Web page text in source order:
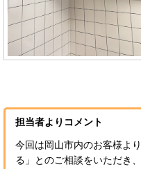
担当者よりコメント
今回は岡山市内のお客様よ
る」とのご相談をいただき、